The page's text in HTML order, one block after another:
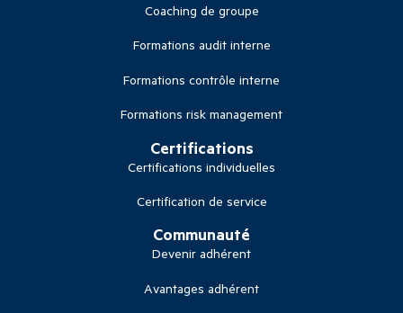
Coaching de groupe
Formations audit interne
Formations contrôle interne
Formations risk management
Certifications
Certifications individuelles
Certification de service
Communauté
Devenir adhérent
Avantages adhérent